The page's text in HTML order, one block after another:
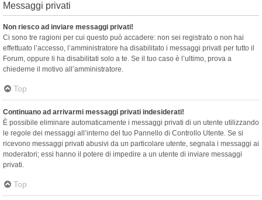
Messaggi privati
Non riesco ad inviare messaggi privati!
Ci sono tre ragioni per cui questo può accadere: non sei registrato o non hai
effettuato l’accesso, l’amministratore ha disabilitato i messaggi privati per tutto il
Forum, oppure li ha disabilitati solo a te. Se il tuo caso è l’ultimo, prova a
chiederne il motivo all’amministratore.
Top
Continuano ad arrivarmi messaggi privati indesiderati!
È possibile eliminare automaticamente i messaggi privati ​​di un utente utilizzando
le regole dei messaggi all’interno del tuo Pannello di Controllo Utente. Se si
ricevono messaggi privati ​​abusivi da un particolare utente, segnala i messaggi ai
moderatori; essi hanno il potere di impedire a un utente di inviare messaggi
privati​​.
Top